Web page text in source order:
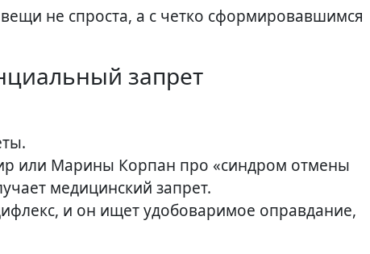
не спроста, а с четко сформировавшимся
запрет
или Марины Корпан про «синдром отмены
медицинский запрет.
и он ищет удобоваримое оправдание,